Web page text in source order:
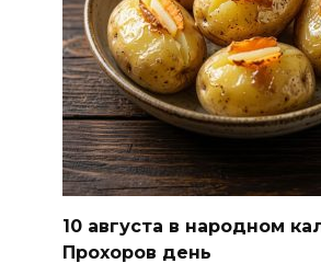
10 августа в народном
Прохоров день